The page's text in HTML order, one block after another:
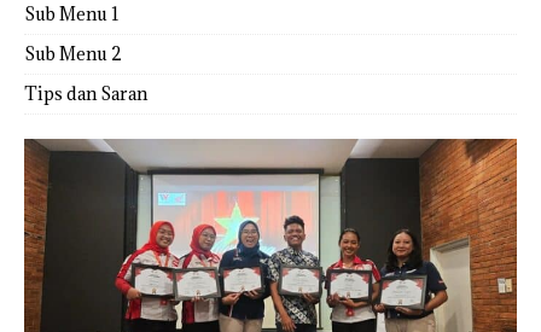
Sub Menu 1
Sub Menu 2
Tips dan Saran